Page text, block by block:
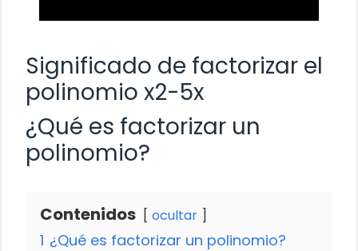
Significado de factorizar el
polinomio x2-5x
¿Qué es factorizar un
polinomio?
Contenidos ocultar
1 ¿Qué es factorizar un polinomio?